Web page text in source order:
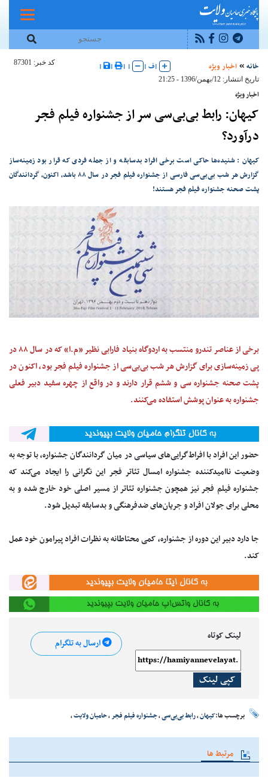
خانه اخبار ویژه |ف |
|
|
|
|
کد خبر: 87301
تاریخ انتشار: 12/بهمن/1396 - 21:25
اخبار ویژه
کیهان: رابط بی‌بی‌سی سر از جشنواره فیلم فجر
درآورد؟
کیهان : شنیده‌ها حاکی است برخی افراد بد‌سابقه و از جمله فردی که قرار بود زمینه‌ساز
گزارش هر شب بی‌بی‌سی فارسی از جشنواره فیلم فجر در سال ۸۸ باشد، اکنون، گردانندگان
پشت صحنه جشنواره فیلم فجر هستند!
برخی از عناصر تندرو منتسب به اردوگاه بنیاد فارابی نظیر «م.ا» که در سال ۸۸ در
پی زمینه‌سازی برای گزارش هر شب بی‌بی‌سی از جشنواره فیلم فجر بود، اکنون در
پشت صحنه جشنواره سی و ششم قرار دارند و در واقع از چهره سفید دبیر فعلی
جشنواره به عنوان پوشش استفاده می‌کنند.
حضور این افراد با افراط‌گرایی‌های سیاسی در میان گردانندگان جشنواره، با توجه به
وضعیت ناامیدکننده جشنواره امسال تئاتر فجر این نگرانی را ایجاد می‌کند که
جشنواره فیلم فجر نیز همچون جشنواره تئاتر از مسیر اصلی خود خارج شده و به
محلی برای جولان افراد و جریان‌های ضد‌فرهنگی و بدسابقه تبدیل شود.
جا دارد دبیر این دوره از جشنواره، کمی محتاطانه به نظرات افراد پیرامون خود عمل
کند.
لینک کوتاه
کپی لینک
ارسال به تلگرام
برچسب ها:کیهان،رابط بی‌بی‌سی،جشنواره فیلم فجر،حامیان ولایت،
مرتبط ها